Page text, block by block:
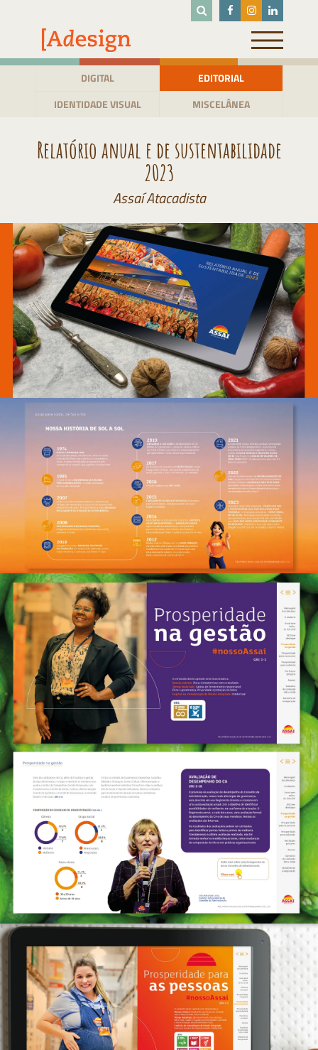
conteúdo
DIGITAL
EDITORIAL
IDENTIDADE VISUAL
MISCELÂNEA
Relatório anual e de sustentabilidade
2023
Assaí Atacadista